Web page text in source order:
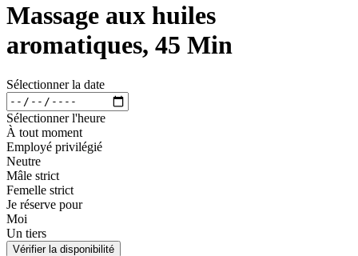
Massage aux huiles
aromatiques, 45 Min
Sélectionner la date
Sélectionner l'heure
À tout moment
Employé privilégié
Neutre
Mâle strict
Femelle strict
Je réserve pour
Moi
Un tiers
Vérifier la disponibilité